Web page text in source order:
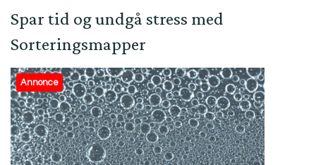
Spar tid og undgå stress med
Sorteringsmapper
Annonce